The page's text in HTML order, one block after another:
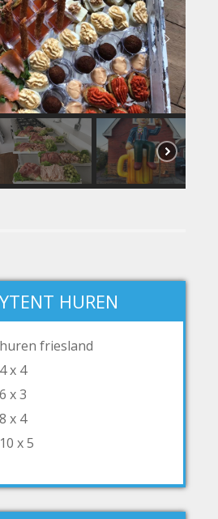
HUREN
friesland
x 4
x 3
x 4
x 5